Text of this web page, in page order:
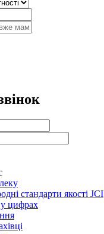
стандарти якості JCI
цифрах